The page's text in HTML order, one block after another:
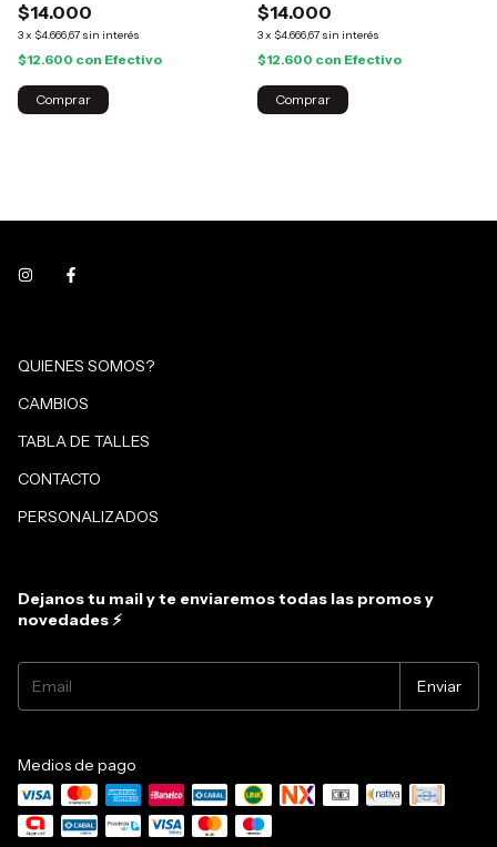
$14.000
3x $4.666,67 sin interés
$12.600 con Efectivo
Comprar
$14.000
3x $4.666,67 sin interés
$12.600 con Efectivo
Comprar
QUIENES SOMOS?
CAMBIOS
TABLA DE TALLES
CONTACTO
PERSONALIZADOS
Dejanos tu mail y te enviaremos todas las promos y
novedades ⚡
Medios de pago